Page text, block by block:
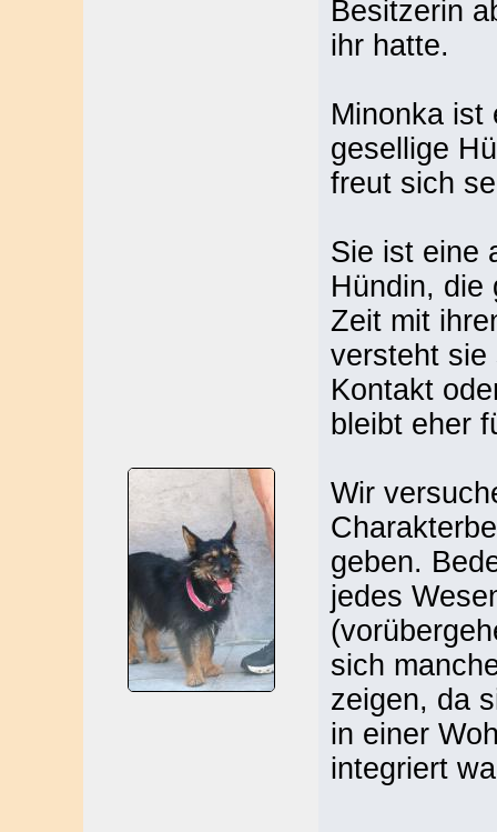
Besitzerin
ihr hatte.
Minonka ist
gesellige
freut sich
Sie ist eine
Hündin, die
Zeit mit
versteht sie
Kontakt
bleibt eher
Wir
geben.
jedes
sich
zeigen, da
in einer
integriert